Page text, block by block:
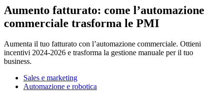
Aumento fatturato: come l’automazione
commerciale trasforma le PMI
Aumenta il tuo fatturato con l’automazione commerciale. Ottieni
incentivi 2024-2026 e trasforma la gestione manuale per il tuo
business.
Sales e marketing
Automazione e robotica